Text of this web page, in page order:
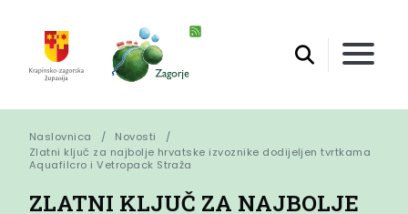
Naslovnica
Novosti
Zlatni ključ za najbolje hrvatske izvoznike dodijeljen tvrtkama
Aquafilcro i Vetropack Straža
ZLATNI KLJUČ ZA NAJBOLJE